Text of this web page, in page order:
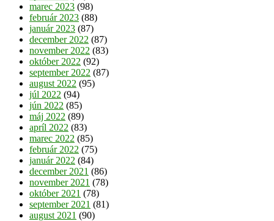
marec 2023 (98)
február 2023 (88)
január 2023 (87)
december 2022 (87)
november 2022 (83)
október 2022 (92)
september 2022 (87)
august 2022 (95)
júl 2022 (94)
jún 2022 (85)
máj 2022 (89)
apríl 2022 (83)
marec 2022 (85)
február 2022 (75)
január 2022 (84)
december 2021 (86)
november 2021 (78)
október 2021 (78)
september 2021 (81)
august 2021 (90)